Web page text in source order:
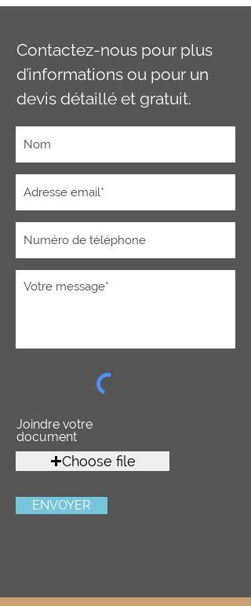
Contactez-nous pour plus
d’informations ou pour un
devis détaillé et gratuit.
Joindre votre
document
Choose file
ENVOYER